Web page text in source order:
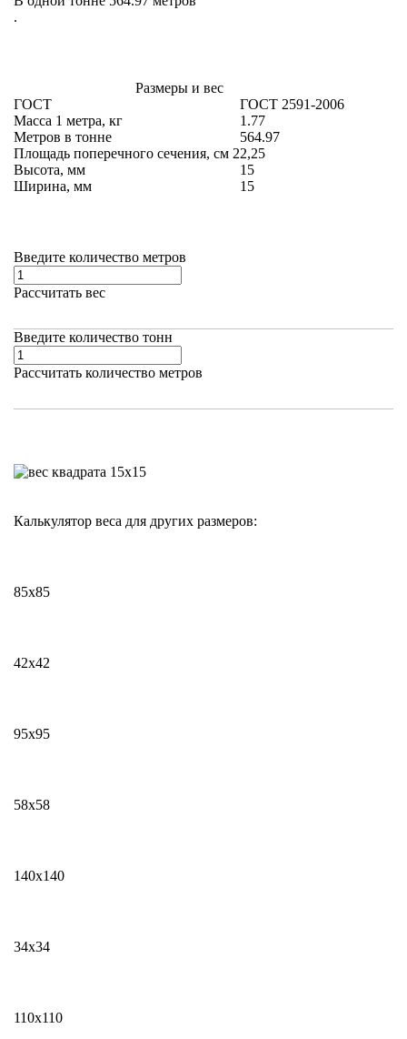
.
Размеры и вес
ГОСТ
ГОСТ 2591-2006
Масса 1 метра, кг
1.77
Метров в тонне
564.97
Площадь поперечного сечения, см 22,25
Высота, мм
15
Ширина, мм
15
Введите количество метров
Рассчитать вес
Введите количество тонн
Рассчитать количество метров
Калькулятор веса для других размеров:
85х85
42х42
95х95
58х58
140х140
34х34
110х110